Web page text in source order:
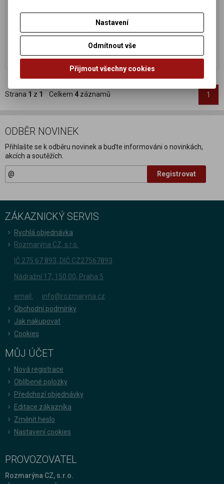
104 Kč
Koupit
Katalogové číslo:
104 Kč
Koupit
Strana 1 z 1 Celkem 4 záznamů 1
ODBĚR NOVINEK
Přihlašte se k odběru novinek a buďte informováni o novinkách,
akcích a soutěžích.
Registrovat
ZÁKAZNICKÝ SERVIS
Rychlá objednávka
Rozmarýna CZ, s.r.o.
IČ 275 67 893, DIČ CZ27567893
Nádražní 17, 150 00, Praha 5
email:
info@rozmaryna.cz
Obchodní podmínky
Jak nakupovat
Cookies
MŮJ ÚČET
Nová registrace
Oblíbené položky
Předchozí objednávky
Editace zákazníka
Změnit heslo
Nastavení cookies
PROVOZOVATEL
Rozmarýna CZ, s.r.o.
Nastavení
Odmítnout vše
Přijmout všechny cookies